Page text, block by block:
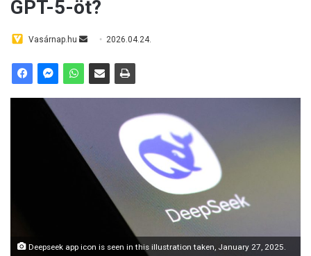
GPT-5-öt?
Vasárnap.hu
a
2026.04.24.
Deepseek app icon is seen in this illustration taken, January 27, 2025.